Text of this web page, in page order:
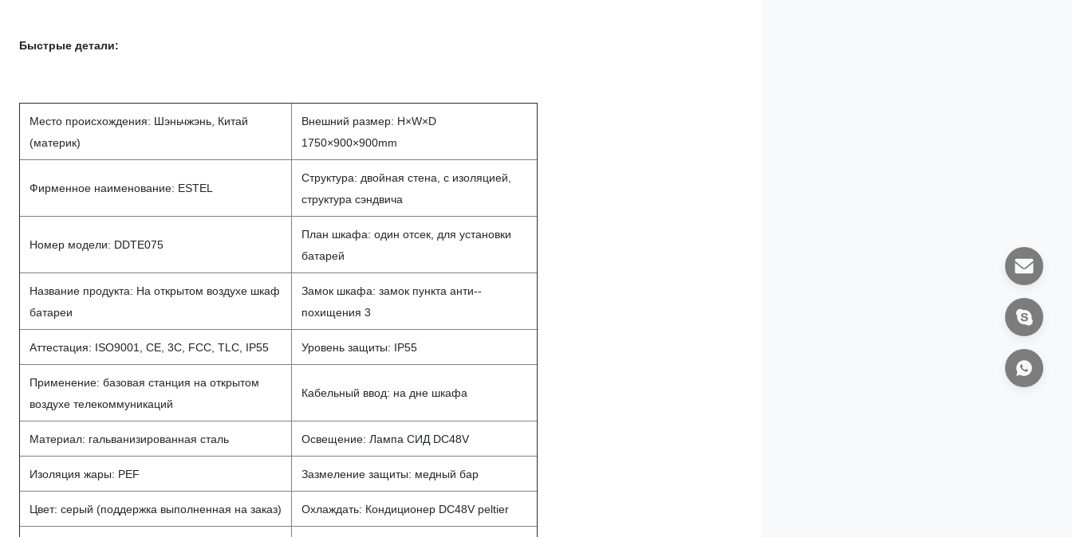
Быстрые детали:
Место происхождения: Шэньчжэнь, Китай
(материк)
Внешний размер: H×W×D
1750×900×900mm
Фирменное наименование: ESTEL
Структура: двойная стена, с изоляцией,
структура сэндвича
Номер модели: DDTE075
План шкафа: один отсек, для установки
батарей
Название продукта: На открытом воздухе шкаф
батареи
Замок шкафа: замок пункта анти--
похищения 3
Аттестация: ISO9001, CE, 3C, FCC, TLC, IP55 Уровень защиты: IP55
Применение: базовая станция на открытом
воздухе телекоммуникаций
Кабельный ввод: на дне шкафа
Материал: гальванизированная сталь Освещение: Лампа СИД DC48V
Изоляция жары: PEF Зазмеление защиты: медный бар
Цвет: серый (поддержка выполненная на заказ) Охлаждать: Кондиционер DC48V peltier